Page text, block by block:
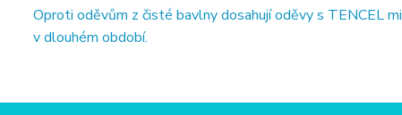
Oproti oděvům z čisté bavlny dosahují oděvy s TENCEL
v dlouhém období.